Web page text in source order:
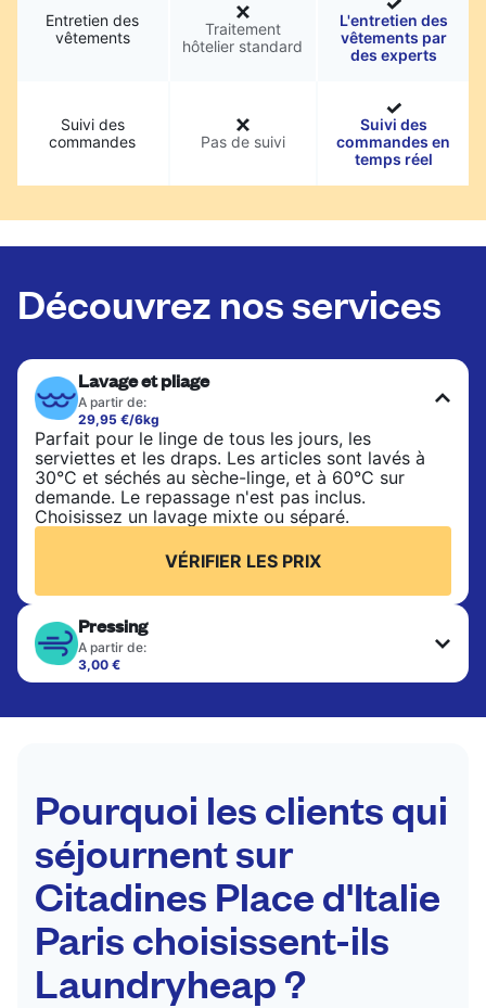
Entretien des
vêtements
Traitement
hôtelier standard
L'entretien des
vêtements par
des experts
Suivi des
commandes
Pas de suivi
Suivi des
commandes en
temps réel
Découvrez nos services
Lavage et pliage
A partir de:
29,95 €/6kg
Parfait pour le linge de tous les jours, les
serviettes et les draps. Les articles sont lavés à
30°C et séchés au sèche-linge, et à 60°C sur
demande. Le repassage n'est pas inclus.
Choisissez un lavage mixte ou séparé.
VÉRIFIER LES PRIX
Pressing
A partir de:
3,00 €
Les articles délicats sont nettoyés à sec et finis
costumes, les robes, les manteaux et les tissus
VÉRIFIER LES PRIX
Pourquoi les clients qui
séjournent sur
Citadines Place d'Italie
Paris choisissent-ils
Laundryheap ?